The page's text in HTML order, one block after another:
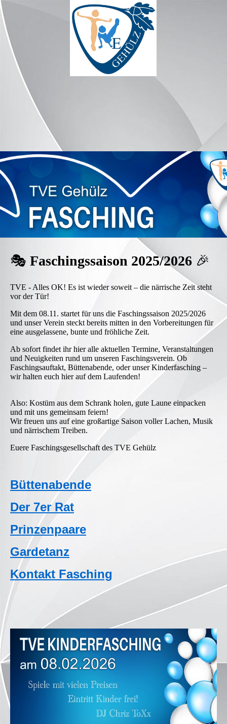
🎭 Faschingssaison 2025/2026 🎉
TVE - Alles OK! Es ist wieder soweit – die närrische Zeit steht
vor der Tür!
Mit dem 08.11. startet für uns die Faschingssaison 2025/2026
und unser Verein steckt bereits mitten in den Vorbereitungen für
eine ausgelassene, bunte und fröhliche Zeit.
Ab sofort findet ihr hier alle aktuellen Termine, Veranstaltungen
und Neuigkeiten rund um unseren Faschingsverein. Ob
Faschingsauftakt, Büttenabende, oder unser Kinderfasching –
wir halten euch hier auf dem Laufenden!
Also: Kostüm aus dem Schrank holen, gute Laune einpacken
und mit uns gemeinsam feiern!
Wir freuen uns auf eine großartige Saison voller Lachen, Musik
und närrischem Treiben.
Euere Faschingsgesellschaft des TVE Gehülz
Büttenabende
Der 7er Rat
Prinzenpaare
Gardetanz
Kontakt Fasching